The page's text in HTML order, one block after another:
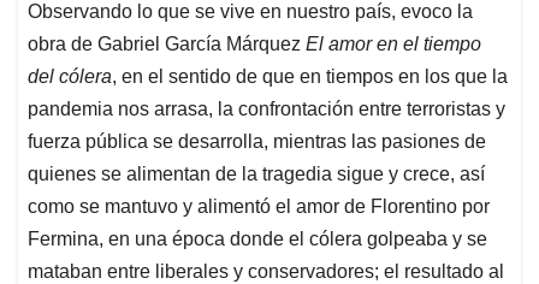
Observando lo que se vive en nuestro país, evoco la
obra de Gabriel García Márquez El amor en el tiempo
del cólera, en el sentido de que en tiempos en los que la
pandemia nos arrasa, la confrontación entre terroristas y
fuerza pública se desarrolla, mientras las pasiones de
quienes se alimentan de la tragedia sigue y crece, así
como se mantuvo y alimentó el amor de Florentino por
Fermina, en una época donde el cólera golpeaba y se
mataban entre liberales y conservadores; el resultado al